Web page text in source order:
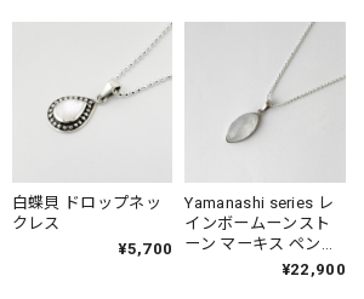
ーン オプション)
白蝶貝 ドロップネッ
クレス
¥5,700
Yamanashi series レ
インボームーンスト
ーン マーキス ペンダ
ント ネックレス¥22,900